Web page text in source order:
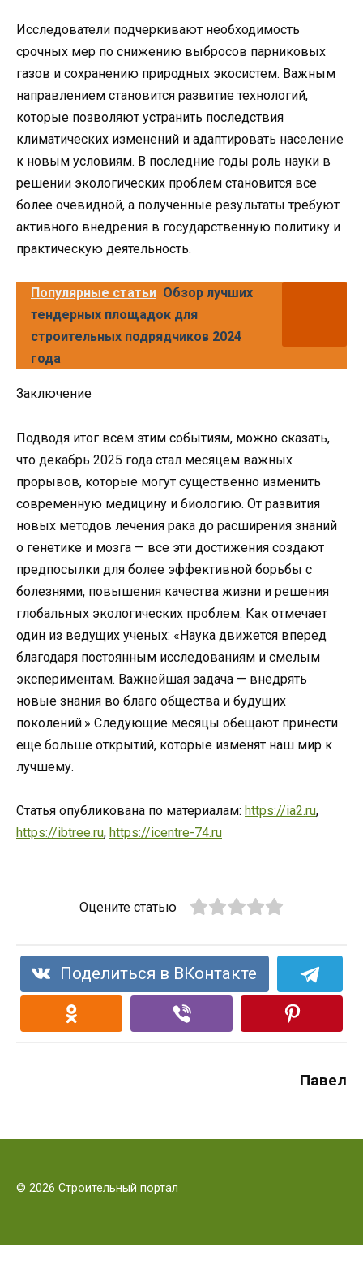
Исследователи подчеркивают необходимость
срочных мер по снижению выбросов парниковых
газов и сохранению природных экосистем. Важным
направлением становится развитие технологий,
которые позволяют устранить последствия
климатических изменений и адаптировать население
к новым условиям. В последние годы роль науки в
решении экологических проблем становится все
более очевидной, а полученные результаты требуют
активного внедрения в государственную политику и
практическую деятельность.
Популярные статьи Обзор лучших
тендерных площадок для
строительных подрядчиков 2024
года
Заключение
Подводя итог всем этим событиям, можно сказать,
что декабрь 2025 года стал месяцем важных
прорывов, которые могут существенно изменить
современную медицину и биологию. От развития
новых методов лечения рака до расширения знаний
о генетике и мозга — все эти достижения создают
предпосылки для более эффективной борьбы с
болезнями, повышения качества жизни и решения
глобальных экологических проблем. Как отмечает
один из ведущих ученых: «Наука движется вперед
благодаря постоянным исследованиям и смелым
экспериментам. Важнейшая задача — внедрять
новые знания во благо общества и будущих
поколений.» Следующие месяцы обещают принести
еще больше открытий, которые изменят наш мир к
лучшему.
Статья опубликована по материалам: https://ia2.ru,
https://ibtree.ru, https://icentre-74.ru
Оцените статью
Поделиться в ВКонтакте
Павел
© 2026 Строительный портал